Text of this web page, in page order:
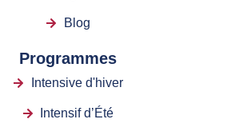
Blog
Programmes
Intensive d'hiver
Intensif d’Été